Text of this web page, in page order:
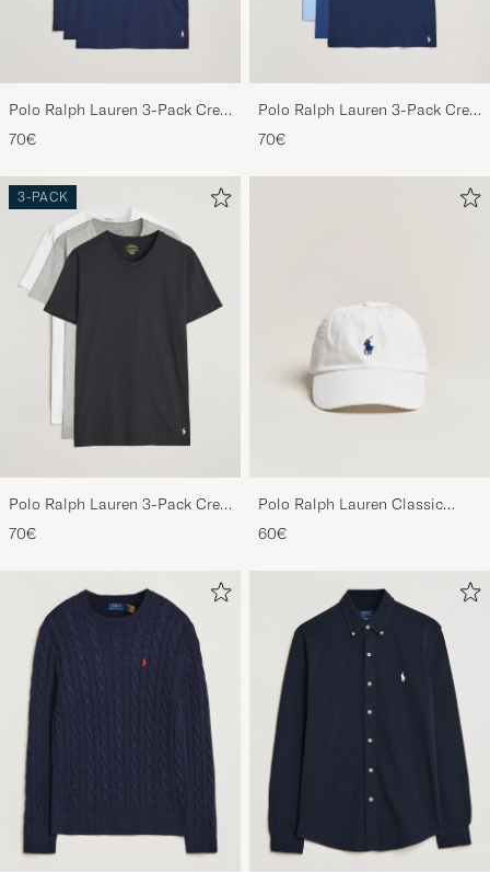
Polo Ralph Lauren 3-Pack Crew
Neck T-Shirt Navy
70€
Polo Ralph Lauren 3-Pack Crew
Neck T-Shirt Navy/Light
Navy/Elite Blue
70€
3-PACK
Polo Ralph Lauren 3-Pack Crew
Neck T-Shirt
White/Black/Andover Heather
70€
Polo Ralph Lauren Classic
60€